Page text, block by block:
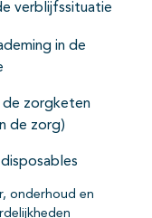
verblijfssituatie
in de
zorgketen
de zorg)
onderhoud en